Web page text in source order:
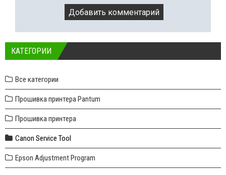
КАТЕГОРИИ
Все категории
Прошивка принтера Pantum
Прошивка принтера
Canon Service Tool
Epson Adjustment Program